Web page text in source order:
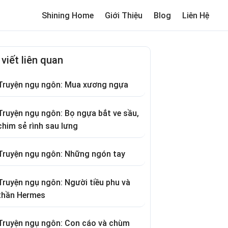
Shining Home Giới Thiệu Blog Liên Hệ
Review trường cho bé
viết liên quan
ngụ ngôn: Mua xương ngựa
ngụ ngôn: Bọ ngựa bắt ve sầu,
sẻ rình sau lưng
ngụ ngôn: Những ngón tay
ngụ ngôn: Người tiều phu và
Hermes
ngụ ngôn: Con cáo và chùm